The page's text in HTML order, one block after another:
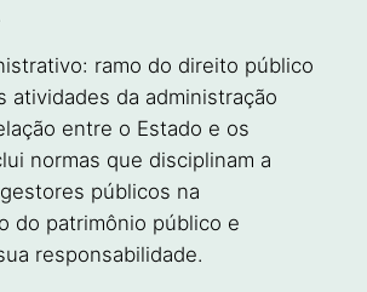
ramo do direito público
atividades da administração
entre o Estado e os
normas que disciplinam a
públicos na
do patrimônio público e
responsabilidade.